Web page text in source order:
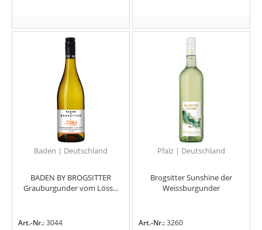
Baden | Deutschland
BADEN BY BROGSITTER
Grauburgunder vom Löss...
Art.-Nr.:3044
Pfalz | Deutschland
Brogsitter Sunshine der
Weissburgunder
Art.-Nr.:3260